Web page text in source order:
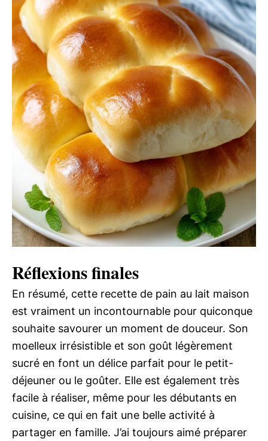
Réflexions finales
En résumé, cette recette de pain au lait maison
est vraiment un incontournable pour quiconque
souhaite savourer un moment de douceur. Son
moelleux irrésistible et son goût légèrement
sucré en font un délice parfait pour le petit-
déjeuner ou le goûter. Elle est également très
facile à réaliser, même pour les débutants en
cuisine, ce qui en fait une belle activité à
partager en famille. J’ai toujours aimé préparer